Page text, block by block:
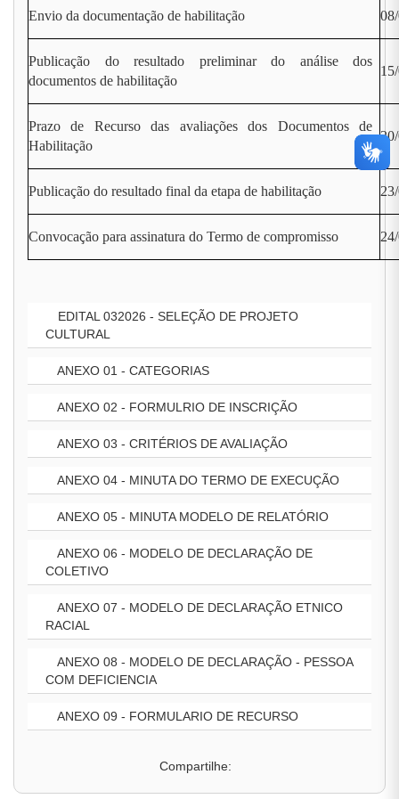
Envio da documentação de habilitação
Publicação do resultado preliminar do análise dos
documentos de habilitação
Prazo de Recurso das avaliações dos Documentos de
Habilitação
Publicação do resultado final da etapa de habilitação
Convocação para assinatura do Termo de compromisso
EDITAL 032026 - SELEÇÃO DE PROJETO
CULTURAL
ANEXO 01 - CATEGORIAS
ANEXO 02 - FORMULRIO DE INSCRIÇÃO
ANEXO 03 - CRITÉRIOS DE AVALIAÇÃO
ANEXO 04 - MINUTA DO TERMO DE EXECUÇÃO
ANEXO 05 - MINUTA MODELO DE RELATÓRIO
ANEXO 06 - MODELO DE DECLARAÇÃO DE
COLETIVO
ANEXO 07 - MODELO DE DECLARAÇÃO ETNICO
RACIAL
ANEXO 08 - MODELO DE DECLARAÇÃO - PESSOA
COM DEFICIENCIA
ANEXO 09 - FORMULARIO DE RECURSO
Compartilhe: